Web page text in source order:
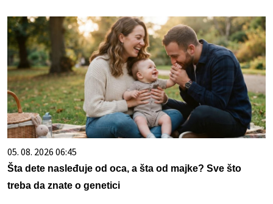
05. 08. 2026 06:45
Šta dete nasleđuje od oca, a šta od majke? Sve što
treba da znate o genetici